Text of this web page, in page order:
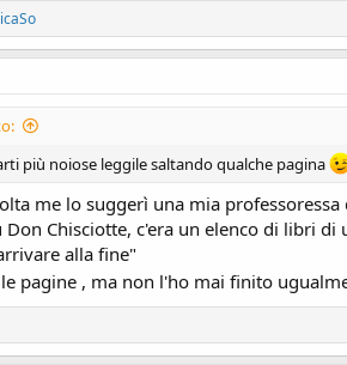
più noiose leggile saltando qualche pagina
me lo suggerì una mia professoressa
Don Chisciotte, c'era un elenco di libri
alla fine"
pagine , ma non l'ho mai finito